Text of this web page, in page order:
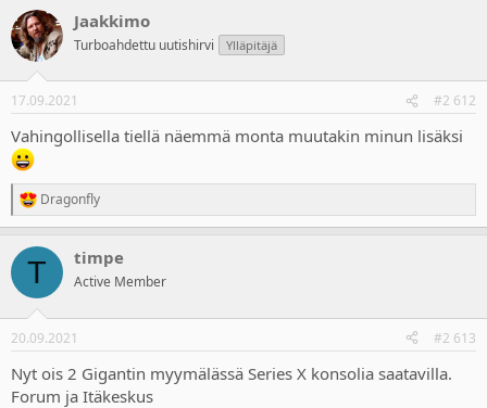
Jaakkimo
Turboahdettu uutishirvi Ylläpitäjä
17.09.2021 #2 612
Vahingollisella tiellä näemmä monta muutakin minun lisäksi
R
e
c
i
s
Dragonfly
T timpe
Active Member
20.09.2021 #2 613
Nyt ois 2 Gigantin myymälässä Series X konsolia saatavilla.
Forum ja Itäkeskus